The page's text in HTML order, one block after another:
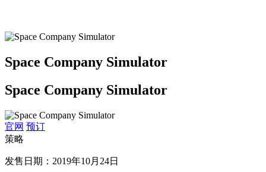
Space Company Simulator
Space Company Simulator
官网 预订
策略
发售日期：2019年10月24日